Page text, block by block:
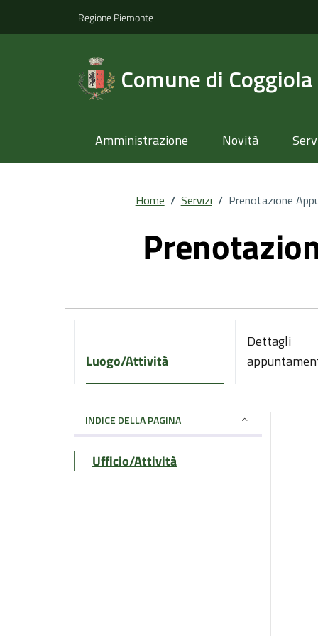
Regione Piemonte
Comune di Coggiola
Amministrazione Novità
Home / Servizi / Prenotazione
Luogo/Attività
Dettagli
INDICE DELLA PAGINA
Ufficio/Attività